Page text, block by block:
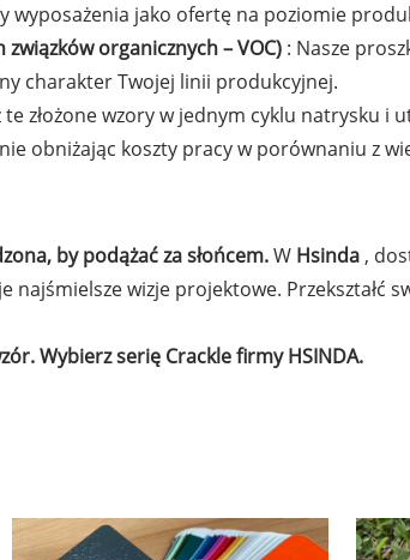
wyposażenia jako ofertę na poziomie
organicznych – VOC) : Nasze
charakter Twojej linii produkcyjnej.
te złożone wzory w jednym cyklu natrysku i
obniżając koszty pracy w porównaniu z
by podążać za słońcem.W Hsinda ,
najśmielsze wizje projektowe. Przekształć
Wybierz serię Crackle firmy HSINDA.